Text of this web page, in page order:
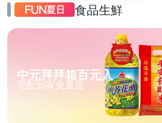
食品生鮮
中元拜拜箱百元入
宅配到家免重提